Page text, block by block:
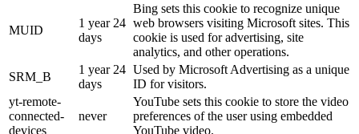
MUID
1 year 24
days
Bing sets this cookie to recognize unique
web browsers visiting Microsoft sites. This
cookie is used for advertising, site
analytics, and other operations.
SRM_B
1 year 24
days
Used by Microsoft Advertising as a unique
ID for visitors.
yt-remote-
connected-
devices
never
YouTube sets this cookie to store the video
preferences of the user using embedded
YouTube video.